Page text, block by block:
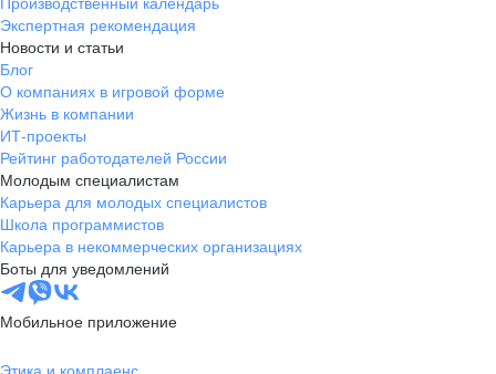
Экспертная рекомендация
Новости и статьи
Блог
О компаниях в игровой форме
Жизнь в компании
ИТ-проекты
Рейтинг работодателей России
Молодым специалистам
Карьера для молодых специалистов
Школа программистов
Карьера в некоммерческих организациях
Боты для уведомлений
Мобильное приложение